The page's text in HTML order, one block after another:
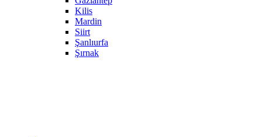
Kilis
Mardin
Siirt
Şanlıurfa
Şırnak